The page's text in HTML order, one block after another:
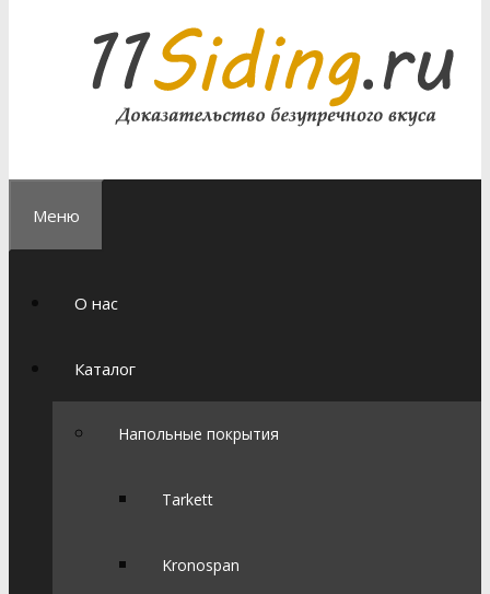
Меню
О нас
Каталог
Напольные покрытия
Tarkett
Kronospan